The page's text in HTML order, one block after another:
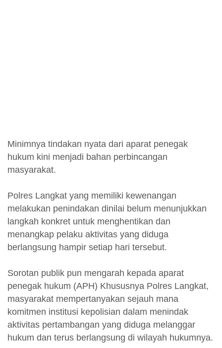
Minimnya tindakan nyata dari aparat penegak
hukum kini menjadi bahan perbincangan
masyarakat.
Polres Langkat yang memiliki kewenangan
melakukan penindakan dinilai belum menunjukkan
langkah konkret untuk menghentikan dan
menangkap pelaku aktivitas yang diduga
berlangsung hampir setiap hari tersebut.
Sorotan publik pun mengarah kepada aparat
penegak hukum (APH) Khususnya Polres Langkat,
masyarakat mempertanyakan sejauh mana
komitmen institusi kepolisian dalam menindak
aktivitas pertambangan yang diduga melanggar
hukum dan terus berlangsung di wilayah hukumnya.